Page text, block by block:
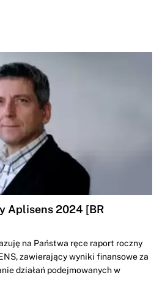
Aplisens 2024 [BR
na Państwa ręce raport roczny
zawierający wyniki finansowe za
działań podejmowanych w